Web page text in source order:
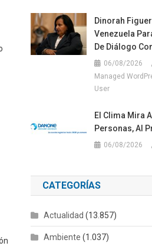
Dinorah
Venezuela
De Diálogo
06/08/2026
Managed
User
El Clima Mira
Personas, Al
06/08/2026
CATEGORÍAS
Actualidad (13.857)
Ambiente (1.037)